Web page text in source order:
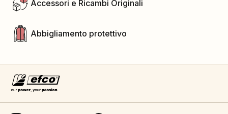
Accessori e Ricambi Originali
Abbigliamento protettivo